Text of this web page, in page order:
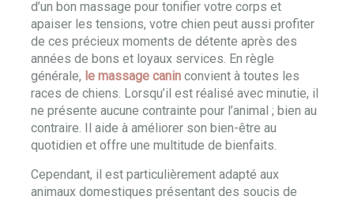
d’un bon massage pour tonifier votre corps et
apaiser les tensions, votre chien peut aussi profiter
de ces précieux moments de détente après des
années de bons et loyaux services. En règle
générale, le massage canin convient à toutes les
races de chiens. Lorsqu’il est réalisé avec minutie, il
ne présente aucune contrainte pour l’animal ; bien au
contraire. Il aide à améliorer son bien-être au
quotidien et offre une multitude de bienfaits.
Cependant, il est particulièrement adapté aux
animaux domestiques présentant des soucis de